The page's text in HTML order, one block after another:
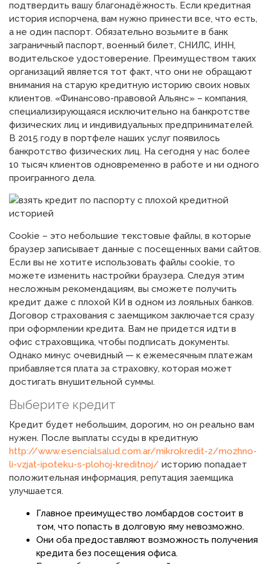
подтвердить вашу благонадёжность. Если кредитная
история испорчена, вам нужно принести все, что есть,
а не один паспорт. Обязательно возьмите в банк
заграничный паспорт, военный билет, СНИЛС, ИНН,
водительское удостоверение. Преимуществом таких
организаций является тот факт, что они не обращают
внимания на старую кредитную историю своих новых
клиентов. «Финансово-правовой Альянс» – компания,
специализирующаяся исключительно на банкротстве
физических лиц и индивидуальных предпринимателей.
В 2015 году в портфеле наших услуг появилось
банкротство физических лиц. На сегодня у нас более
10 тысяч клиентов одновременно в работе и ни одного
проигранного дела.
Cookie – это небольшие текстовые файлы, в которые
браузер записывает данные с посещенных вами сайтов.
Если вы не хотите использовать файлы cookie, то
можете изменить настройки браузера. Следуя этим
несложным рекомендациям, вы сможете получить
кредит даже с плохой КИ в одном из лояльных банков.
Договор страхования с заемщиком заключается сразу
при оформлении кредита. Вам не придется идти в
офис страховщика, чтобы подписать документы.
Однако минус очевидный — к ежемесячным платежам
прибавляется плата за страховку, которая может
достигать внушительной суммы.
Выберите кредит
Кредит будет небольшим, дорогим, но он реально вам
нужен. После выплаты ссуды в кредитную
http://www.esencialsalud.com.ar/mikrokredit-2/mozhno-
li-vzjat-ipoteku-s-plohoj-kreditnoj/ историю попадает
положительная информация, репутация заемщика
улучшается.
Главное преимущество ломбардов состоит в
том, что попасть в долговую яму невозможно.
Они оба предоставляют возможность получения
кредита без посещения офиса.